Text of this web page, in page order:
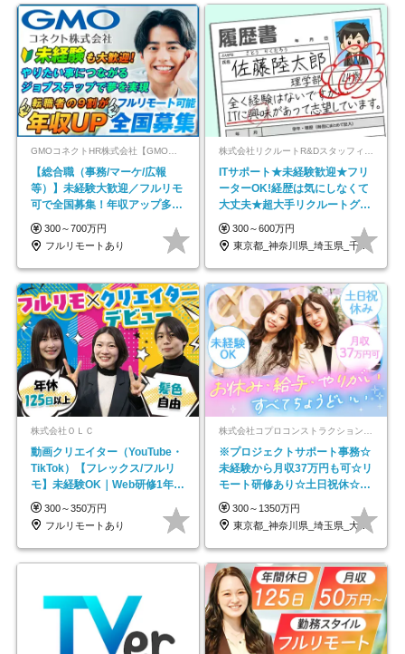
GMOコネクトHR株式会社【GMOインターネットグループ】
【総合職（事務/マーケ/広報
等）】未経験大歓迎／フルリモ
可で全国募集！年収アップ多数
★年休最大130日★
300～700万円
フルリモートあり
ITサポート★未経験歓迎★フリ
ーターOK!経歴は気にしなくて
大丈夫★超大手リクルートグル
ープの正社員/sg
300～600万円
東京都_神奈川県_埼玉県_千葉県_大阪府…
株式会社ＯＬＣ
動画クリエイター（YouTube・
TikTok）【フレックス/フルリ
モ】未経験OK｜Web研修1年間
｜副業OK
300～350万円
フルリモートあり
※プロジェクトサポート事務☆
未経験から月収37万円も可☆リ
モート研修あり☆土日祝休☆20
代～30代活躍/b
300～1350万円
東京都_神奈川県_埼玉県_大阪府_愛知県…